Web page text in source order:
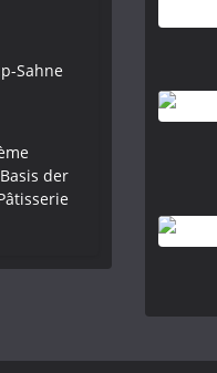
Sahne
der